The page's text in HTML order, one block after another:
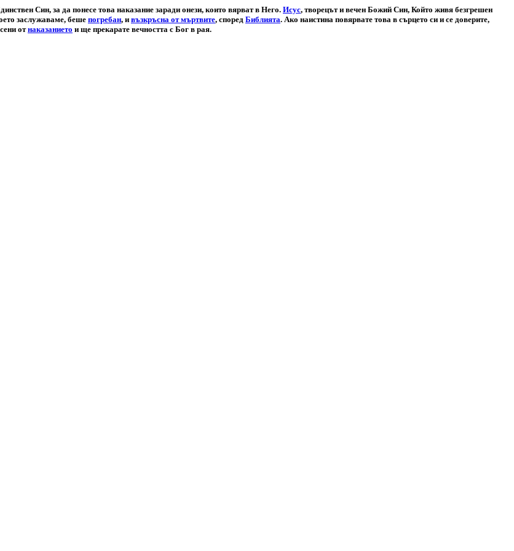
Син, за да понесе това наказание заради онези, които вярват в Него. Исус, творецът и вечен Божий Син, Който живя безгрешен
заслужаваме, беше погребан, и възкръсна от мъртвите, според Библията. Ако наистина повярвате това в сърцето си и се доверите,
отнаказанието и ще прекарате вечността с Бог в рая.